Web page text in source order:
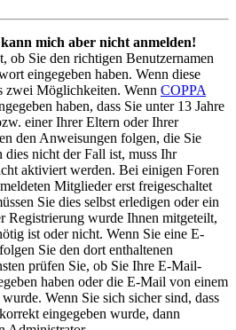
mich aber nicht anmelden!
ob Sie den richtigen Benutzernamen
eingegeben haben. Wenn diese
zwei Möglichkeiten. Wenn COPPA
haben, dass Sie unter 13 Jahre
einer Ihrer Eltern oder Ihrer
den Anweisungen folgen, die Sie
dies nicht der Fall ist, muss Ihr
aktiviert werden. Bei einigen Foren
Mitglieder erst freigeschaltet
Sie dies selbst erledigen oder ein
Registrierung wurde Ihnen mitgeteilt,
ist oder nicht. Wenn Sie eine E-
Sie den dort enthaltenen
prüfen Sie, ob Sie Ihre E-Mail-
haben oder die E-Mail von einem
Wenn Sie sich sicher sind, dass
eingegeben wurde, dann